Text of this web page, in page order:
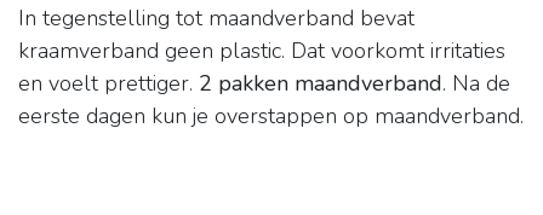
In tegenstelling tot maandverband bevat
kraamverband geen plastic. Dat voorkomt irritaties
en voelt prettiger. 2 pakken maandverband. Na de
eerste dagen kun je overstappen op maandverband.